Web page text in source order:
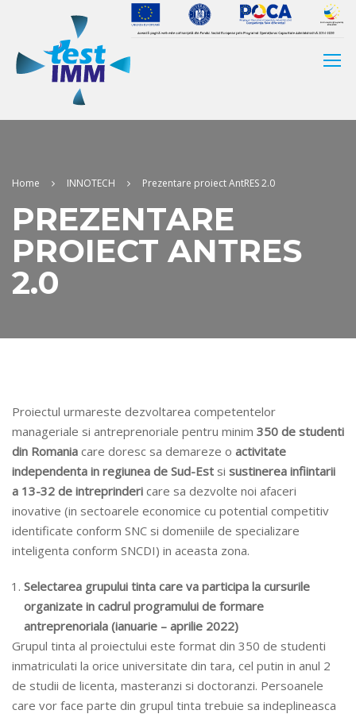
Home INNOTECH Prezentare proiect AntRES 2.0
PREZENTARE
PROIECT ANTRES
2.0
Proiectul urmareste dezvoltarea competentelor
manageriale si antreprenoriale pentru minim 350 de studenti
din Romania care doresc sa demareze o activitate
independenta in regiunea de Sud-Est si sustinerea infiintarii
a 13-32 de intreprinderi care sa dezvolte noi afaceri
inovative (in sectoarele economice cu potential competitiv
identificate conform SNC si domeniile de specializare
inteligenta conform SNCDI) in aceasta zona.
Selectarea grupului tinta care va participa la cursurile
organizate in cadrul programului de formare
antreprenoriala (ianuarie – aprilie 2022)
Grupul tinta al proiectului este format din 350 de studenti
inmatriculati la orice universitate din tara, cel putin in anul 2
de studii de licenta, masteranzi si doctoranzi. Persoanele
care vor face parte din grupul tinta trebuie sa indeplineasca